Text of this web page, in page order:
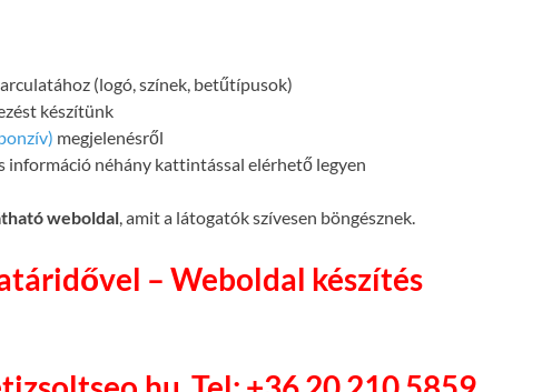
(logó, színek, betűtípusok)
készítünk
megjelenésről
információ néhány kattintással elérhető legyen
weboldal , amit a látogatók szívesen böngésznek.
– Weboldal készítés